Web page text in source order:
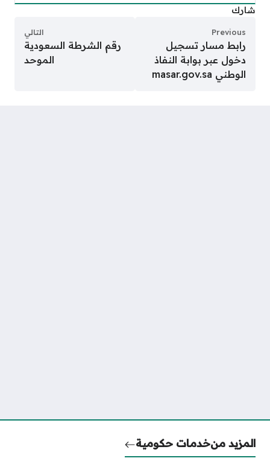
شارك
Previous
رابط مسار تسجيل
دخول عبر بوابة النفاذ
الوطني masar.gov.sa
التالي
رقم الشرطة السعودية
الموحد
المزيد منخدمات حكومية